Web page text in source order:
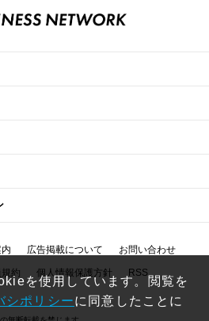
広告掲載について お問い合わせ
約 個人情報保護方針 RSS
を使用しています。閲覧を
シポリシーに同意したことに